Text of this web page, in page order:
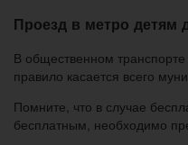
Проезд в метро детям
В общественном
правило касается всего
Помните, что в случае
бесплатным, необходимо